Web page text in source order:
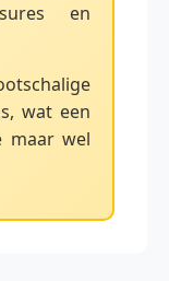
en
wat een
maar wel